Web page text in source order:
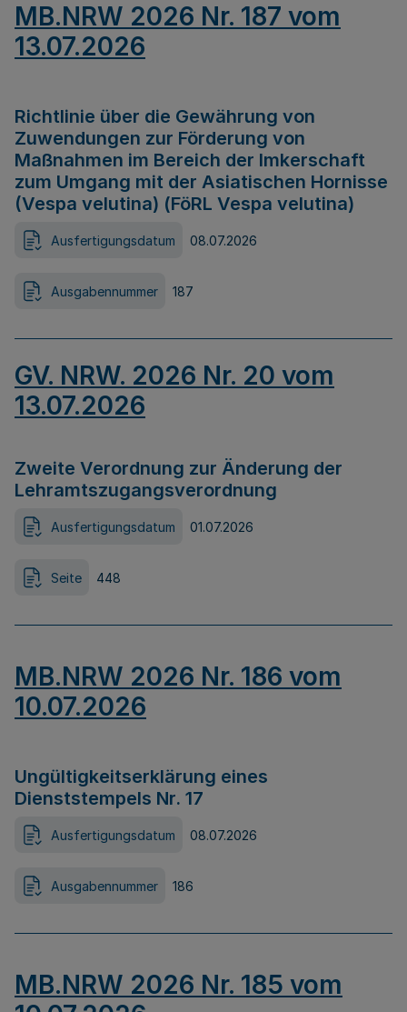
MB.NRW 2026 Nr. 187 vom
13.07.2026
Richtlinie über die Gewährung von
Zuwendungen zur Förderung von
Maßnahmen im Bereich der Imkerschaft
zum Umgang mit der Asiatischen Hornisse
(Vespa velutina) (FöRL Vespa velutina)
Ausfertigungsdatum 08.07.2026
Ausgabennummer 187
GV. NRW. 2026 Nr. 20 vom
13.07.2026
Zweite Verordnung zur Änderung der
Lehramtszugangsverordnung
Ausfertigungsdatum 01.07.2026
Seite 448
MB.NRW 2026 Nr. 186 vom
10.07.2026
Ungültigkeitserklärung eines
Dienststempels Nr. 17
Ausfertigungsdatum 08.07.2026
Ausgabennummer 186
MB.NRW 2026 Nr. 185 vom